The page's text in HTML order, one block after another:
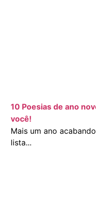
10 Poesias de ano
você!
Mais um ano
lista...